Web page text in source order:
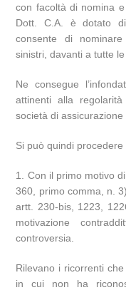
con facoltà di nomina
Dott. C.A. è dotato
consente di
sinistri, davanti a tutte le
Ne consegue
attinenti alla
società di assicurazione
Si può quindi procedere
1. Con il primo motivo
360, primo comma, n.
artt. 230-bis, 1223,
motivazione
controversia.
Rilevano i ricorrenti
in cui non ha